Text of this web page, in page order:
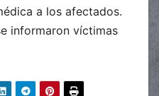
a los afectados.
informaron víctimas